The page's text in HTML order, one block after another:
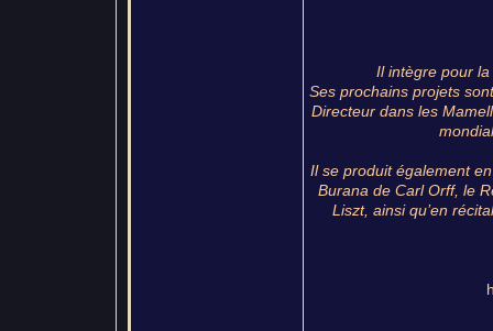
Il intègre pour
Ses prochains projets
Directeur dans les
Il se produit également
Burana de Carl Orff, le
Liszt, ainsi qu’en